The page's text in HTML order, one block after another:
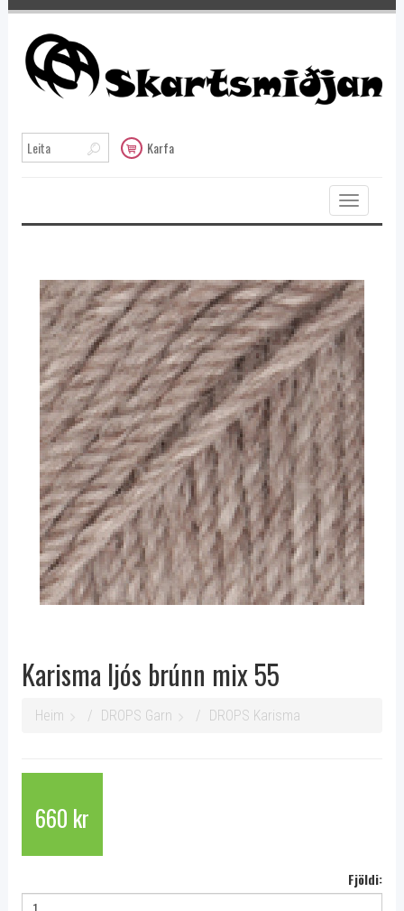
Karfa
Toggle
navigation
Karisma ljós brúnn mix 55
Heim DROPS Garn DROPS Karisma
660 kr
Fjöldi: